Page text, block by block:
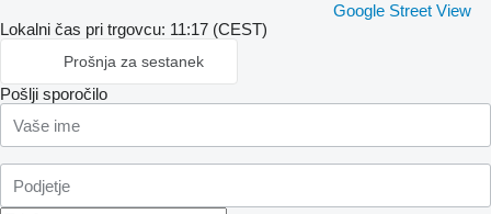
Google Street View
Lokalni čas pri trgovcu: 11:17 (CEST)
Prošnja za sestanek
Pošlji sporočilo